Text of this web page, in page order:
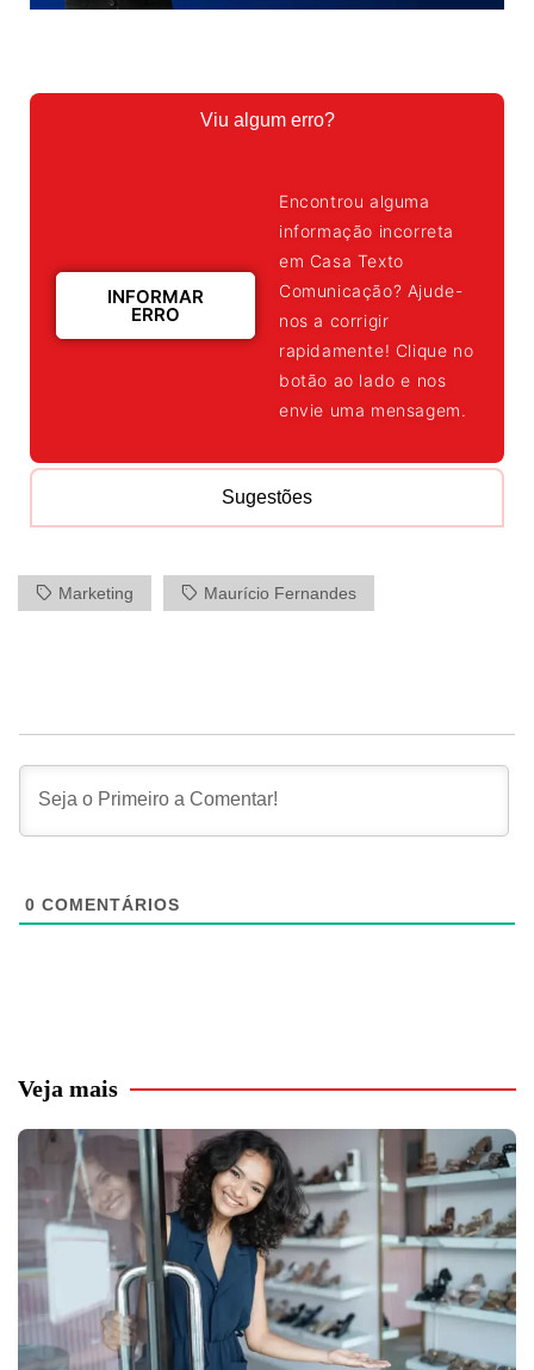
Viu algum erro?
Sugestões
INFORMAR
ERRO
Encontrou alguma
informação incorreta
em Casa Texto
Comunicação? Ajude-
nos a corrigir
rapidamente! Clique no
botão ao lado e nos
envie uma mensagem.
Marketing Maurício Fernandes
0 COMENTÁRIOS
Veja mais